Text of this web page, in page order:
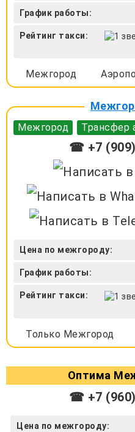
График работы:
Рейтинг такси:
Межгород
Межгород Трансфер
☎ +7
Цена по межгороду:
График работы:
Рейтинг такси:
Только Межгород
Оптима
☎ +7
Цена по межгороду: